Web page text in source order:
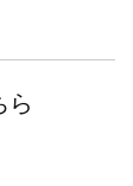
ら